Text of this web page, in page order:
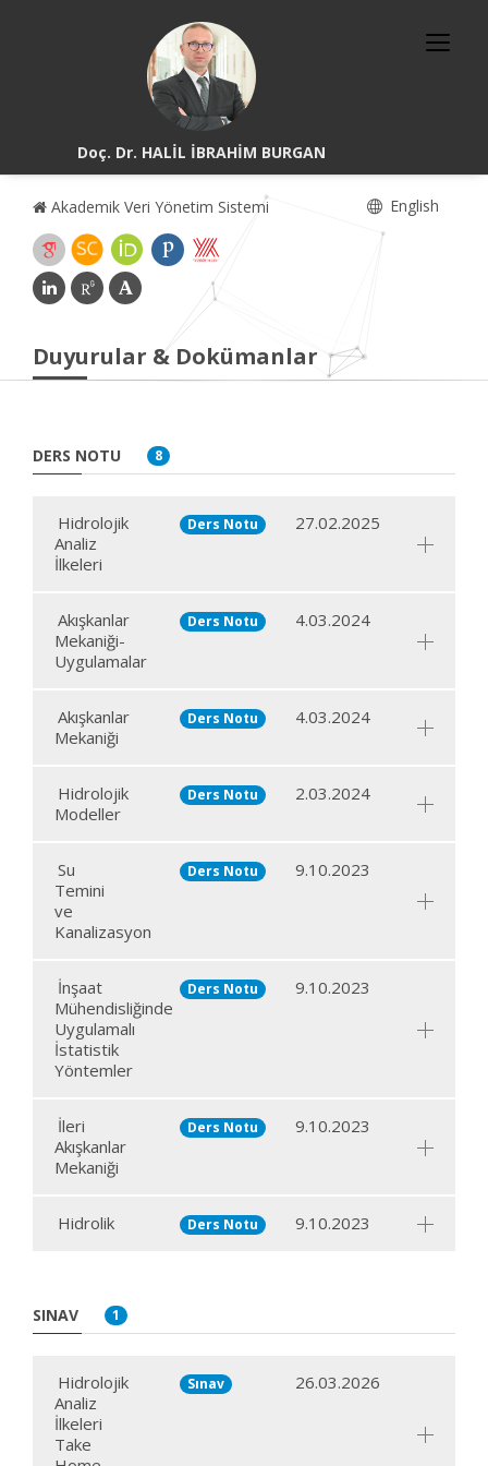
Doç. Dr. HALİL İBRAHİM BURGAN
Akademik Veri Yönetim Sistemi English
Duyurular & Dokümanlar
DERS NOTU 8
Hidrolojik
Analiz
İlkeleri
Ders Notu 27.02.2025
Akışkanlar
Mekaniği-
Uygulamalar
Ders Notu 4.03.2024
Akışkanlar
Mekaniği
Ders Notu 4.03.2024
Hidrolojik
Modeller
Ders Notu 2.03.2024
Su
Temini
ve
Kanalizasyon
Ders Notu 9.10.2023
İnşaat
Mühendisliğinde
Uygulamalı
İstatistik
Yöntemler
Ders Notu 9.10.2023
İleri
Akışkanlar
Mekaniği
Ders Notu 9.10.2023
Hidrolik Ders Notu 9.10.2023
SINAV 1
Hidrolojik
Analiz
İlkeleri
Take
Sınav 26.03.2026